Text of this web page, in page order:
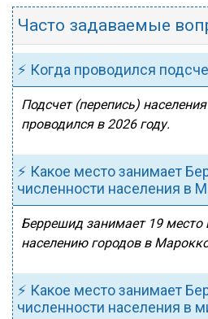
Часто задаваемые
⚡ Когда проводился
Подсчет (перепись)
проводился в 2026 году.
⚡ Какое место занимает
численности населения в
Беррешид занимает 19 место
населению городов в
⚡ Какое место занимает
численности населения в